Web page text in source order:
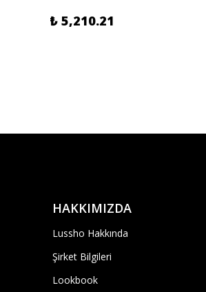
₺ 5,210.21
HAKKIMIZDA
Lussho Hakkında
Şirket Bilgileri
Lookbook